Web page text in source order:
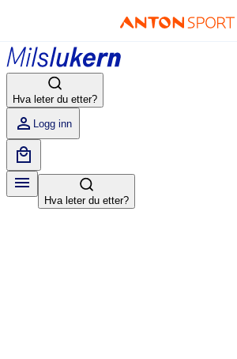
Hva leter du etter?
Logg inn
Hva leter du etter?